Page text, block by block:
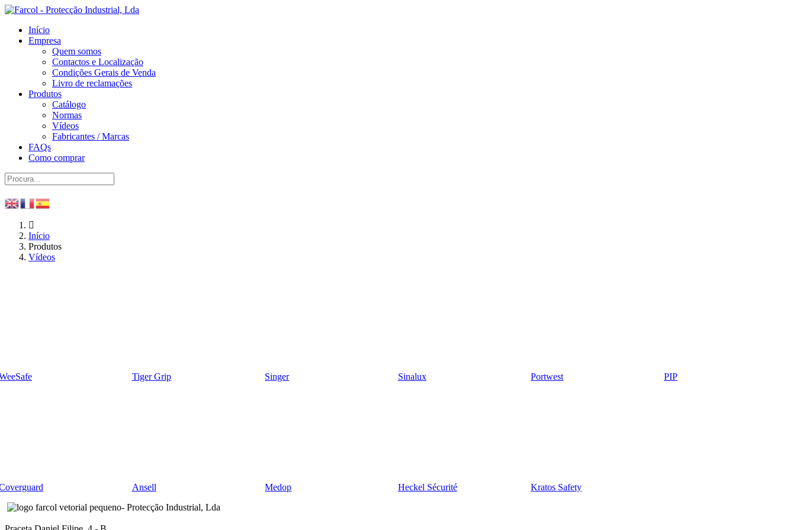
Início
Empresa
Quem somos
Contactos e Localização
Condições Gerais de Venda
Livro de reclamações
Produtos
Catálogo
Normas
Vídeos
Fabricantes / Marcas
FAQs
Como comprar
Início
Produtos
Vídeos
Tiger Grip Singer Sinalux Portwest PIP
Ansell Medop Heckel Sécurité
Kratos Safety
- Protecção Industrial, Lda